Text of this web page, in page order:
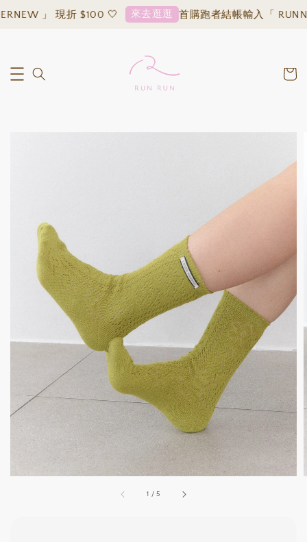
」 現折 $100 🤍 來去逛逛 首購跑者結帳輸入「
1 /5